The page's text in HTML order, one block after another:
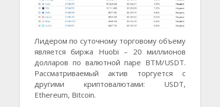
Лидером по суточному торговому объему
является биржа Huobi – 20 миллионов
долларов по валютной паре BTM/USDT.
Рассматриваемый актив торгуется с
другими криптовалютами: USDT,
Ethereum, Bitcoin.